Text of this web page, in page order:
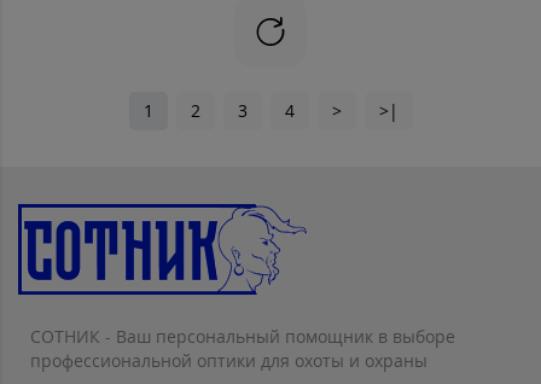
1 2 3 4 > >|
СОТНИК - Ваш персональный помощник в выборе
профессиональной оптики для охоты и охраны